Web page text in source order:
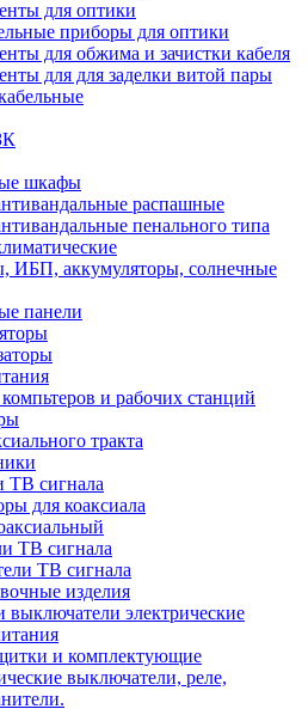
для оптики
приборы для оптики
для обжима и зачистки кабеля
для для заделки витой пары
шкафы
распашные
пенального типа
ИБП, аккумуляторы, солнечные
панели
и рабочих станций
тракта
ТВ сигнала
для коаксиала
ТВ сигнала
ТВ сигнала
изделия
выключатели электрические
и комплектующие
выключатели, реле,